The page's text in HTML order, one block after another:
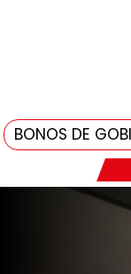
BONOS DE